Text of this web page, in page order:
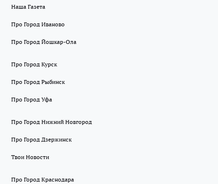
Наша Газета
Про Город Иваново
Про Город Йошкар-Ола
Про Город Курск
Про Город Рыбинск
Про Город Уфа
Про Город Нижний Новгород
Про Город Дзержинск
Твои Новости
Про Город Краснодара